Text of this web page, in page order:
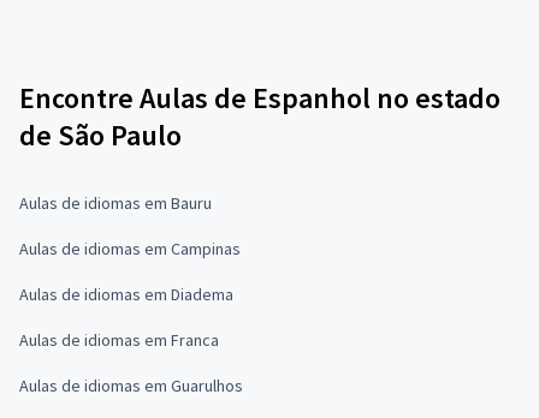
Encontre Aulas de Espanhol no estado
de São Paulo
Aulas de idiomas em Bauru
Aulas de idiomas em Campinas
Aulas de idiomas em Diadema
Aulas de idiomas em Franca
Aulas de idiomas em Guarulhos